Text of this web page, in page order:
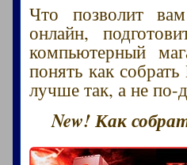
Что позволит
онлайн,
компьютерный
понять как
лучше так, а не по-
New! Как